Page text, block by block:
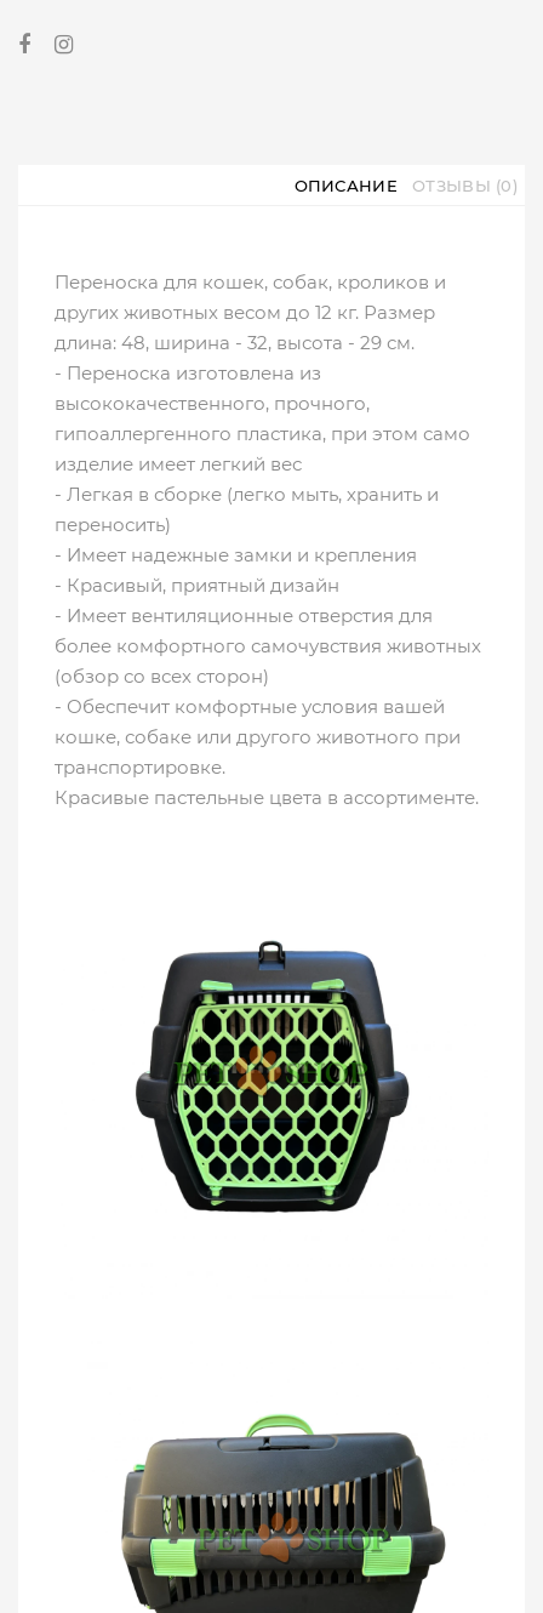
ОПИСАНИЕ ОТЗЫВЫ (0)
Переноска для кошек, собак, кроликов и
других животных весом до 12 кг. Размер
длина: 48, ширина - 32, высота - 29 см.
- Переноска изготовлена из
высококачественного, прочного,
гипоаллергенного пластика, при этом само
изделие имеет легкий вес
- Легкая в сборке (легко мыть, хранить и
переносить)
- Имеет надежные замки и крепления
- Красивый, приятный дизайн
- Имеет вентиляционные отверстия для
более комфортного самочувствия животных
(обзор со всех сторон)
- Обеспечит комфортные условия вашей
кошке, собаке или другого животного при
транспортировке.
Красивые пастельные цвета в ассортименте.